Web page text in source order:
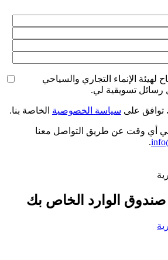
لهيئة الإنماء التجاري والسياحي
رسائل تسويقية لي.
توافق على سياسة الخصوصية الخاصة بنا.
أي وقت عن طريق التواصل معنا
.
صندوق الوارد الخاص بك